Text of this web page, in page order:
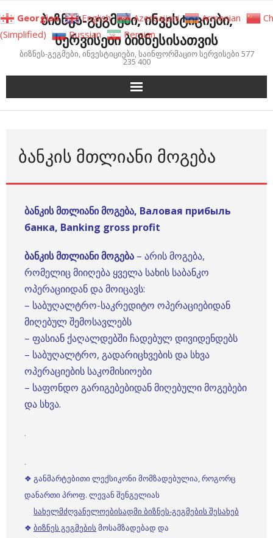
to
content
ბიზნეს-გეგმები, ინვესტიციები,
სერვისები ბიზნესისათვის
ბიზნეს-გეგმები, ინვესტიციები, საინფორმაციო სერვისები 577
235 400
ᲑᲐᲜᲙᲘᲡ ᲛᲗᲚᲘᲐᲜᲘ ᲛᲝᲒᲔᲑᲐ
ბანკის მთლიანი მოგება, Валовая прибыль
банка, Banking gross profit
ბანკის მთლიანი მოგება – არის მოგება,
რომელიც მიიღება ყველა სახის საბანკო
ოპერაციიდან და მოიცავს:
– საბუღალტრო-საკრედიტო ოპერაციებიდან
მიღებულ შემოსავლებს
– ფასიან ქაღალდებში ჩადებულ დივიდენდებს
– საბუღალტრო, გადარიცხვების და სხვა
ოპერაციების საკომისიოები
– საფონდო გარიგებებიდან მიღებული მოგებები
და სხვა.
.
.
❖ განმარტებითი ლექსიკონი მომზადებულია, როგორც
დანართი პროფ. ლევან შენგელიას
სახელმძღვანელოებისადმი ბიზნეს-გეგმების შესახებ
❖ ბიზნეს გეგმების მოსამზადებად და
Georgian English Azerbaijani Armenian
(Simplified)
Russian Persian